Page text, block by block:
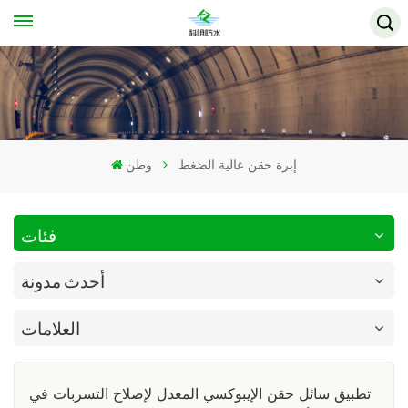
وطن إبرة حقن عالية الضغط
فئات
أحدث مدونة
العلامات
تطبيق سائل حقن الإيبوكسي المعدل لإصلاح التسربات في